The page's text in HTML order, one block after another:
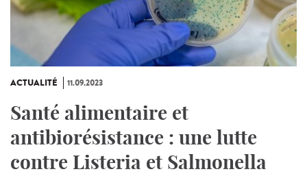
ACTUALITÉ 11.09.2023
Santé alimentaire et
antibiorésistance : une lutte
contre Listeria et Salmonella